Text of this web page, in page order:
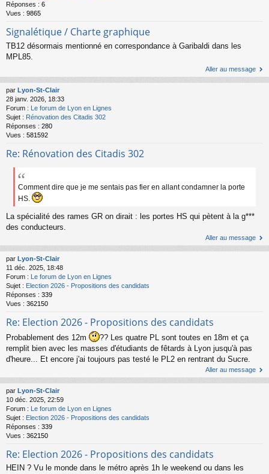
Réponses : 6
Vues : 9865
Signalétique / Charte graphique
TB12 désormais mentionné en correspondance à Garibaldi dans les
MPL85.
Aller au message
par Lyon-St-Clair
28 janv. 2026, 18:33
Forum : Le forum de Lyon en Lignes
Sujet : Rénovation des Citadis 302
Réponses : 280
Vues : 581592
Re: Rénovation des Citadis 302
Comment dire que je me sentais pas fier en allant condamner la porte
HS.
La spécialité des rames GR on dirait : les portes HS qui pètent à la g***
des conducteurs.
Aller au message
par Lyon-St-Clair
11 déc. 2025, 18:48
Forum : Le forum de Lyon en Lignes
Sujet : Election 2026 - Propositions des candidats
Réponses : 339
Vues : 362150
Re: Election 2026 - Propositions des candidats
Probablement des 12m
?? Les quatre PL sont toutes en 18m et ça
remplit bien avec les masses d'étudiants de fêtards à Lyon jusqu'à pas
d'heure... Et encore j'ai toujours pas testé le PL2 en rentrant du Sucre.
Aller au message
par Lyon-St-Clair
10 déc. 2025, 22:59
Forum : Le forum de Lyon en Lignes
Sujet : Election 2026 - Propositions des candidats
Réponses : 339
Vues : 362150
Re: Election 2026 - Propositions des candidats
HEIN ? Vu le monde dans le métro après 1h le weekend ou dans les